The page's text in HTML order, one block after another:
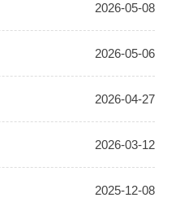
2026-05-08
2026-05-06
2026-04-27
2026-03-12
2025-12-08